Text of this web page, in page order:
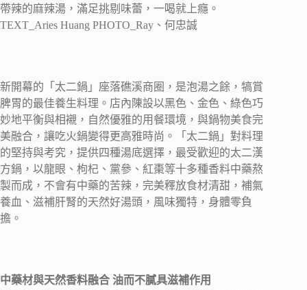
帶辣的麻辣湯，滿足挑剔味蕾，一喝就上癮。
TEXT_Aries Huang PHOTO_Ray、何忠誠
新開幕的「太二鍋」座落礁溪商圈，是泡湯之餘，犒賞
脾胃的最佳養生料理。店內陳設以黑色、金色、綠色巧
妙地平衡與相襯，自然優雅的用餐環境，與鍋物美食完
美融合，讓吃火鍋變得更高雅時尚。「太二鍋」對料理
的堅持與考究，提供四種湯底選擇，最受歡迎的太二漢
方鍋，以龍眼、枸杞、黨參、紅棗等十多種香料中藥熬
製而成，不會有中藥的苦辣，完美釋放食材清甜，補氣
養血、滋補肝腎的天然好湯頭，風味獨特，身體零負
擔。
中藥材與天然香料融合 油而不膩具滋補作用